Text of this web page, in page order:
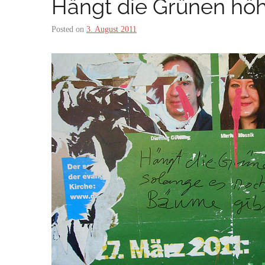
Hängt die Grünen
Posted on 3. August 2011